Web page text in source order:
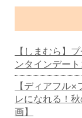
【しまむら】
ンタインデー
【ディアフル
レになれる！
画】